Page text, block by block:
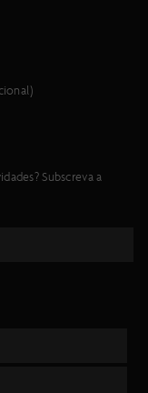
Subscreva a